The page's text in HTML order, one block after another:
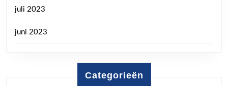
juli 2023
juni 2023
Categorieën